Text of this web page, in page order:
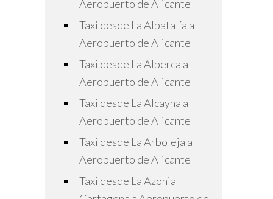
Aeropuerto de Alicante
Taxi desde La Albatalía a
Aeropuerto de Alicante
Taxi desde La Alberca a
Aeropuerto de Alicante
Taxi desde La Alcayna a
Aeropuerto de Alicante
Taxi desde La Arboleja a
Aeropuerto de Alicante
Taxi desde La Azohia